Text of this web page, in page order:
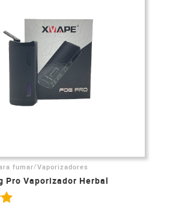
fumar/Vaporizadores
Pro Vaporizador Herbal